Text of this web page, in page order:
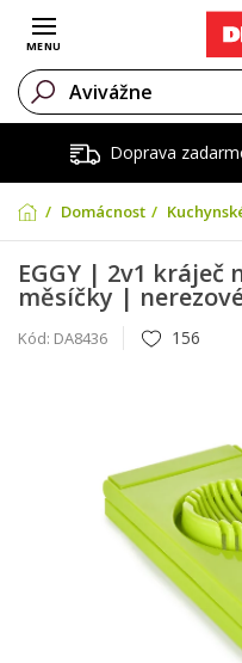
Doprava
Otvoriť menu
MENU
Domácnosť
EGGY | 2v1 kráječ
měsíčky |
Kód: DA8436 156